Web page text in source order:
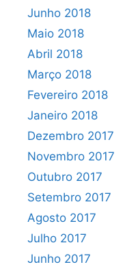
Junho 2018
Maio 2018
Abril 2018
Março 2018
Fevereiro 2018
Janeiro 2018
Dezembro 2017
Novembro 2017
Outubro 2017
Setembro 2017
Agosto 2017
Julho 2017
Junho 2017